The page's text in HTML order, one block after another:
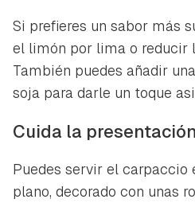
Guardar como
Para poder guardar como
iniciar sesión con tu cuenta
INICIAR SESIÓN
Si prefieres un sabor más
el limón por lima o reducir
También puedes añadir
soja para darle un toque
Cuida la presentación
Puedes servir el carpaccio
plano, decorado con unas
Contenido
Gracias por